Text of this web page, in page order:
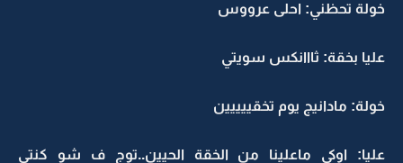
خولة تحظني: احلى عرووس
عليا بخقة: ثااانكس سويتي
خولة: مادانيج يوم تخقييييين
عليا: اوكي ماعلينا من الخقة الحيين..توج ف شو كنتي